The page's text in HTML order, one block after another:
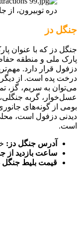
دره توبیرون، از
جنگل دز
جنگل دز که با عنوان
پارک ملی و منطقه
دزفول قرار دارد.
درخت پده است. از دیگر
می‌توان به سریم، گز،
عسل‌خوار، گربه جنگلی،
بومی از گونه‌های
دیدنی دزفول است،
است.
آدرس جنگل دز:
ساعت بازدید از
قیمت بلیط جنگل